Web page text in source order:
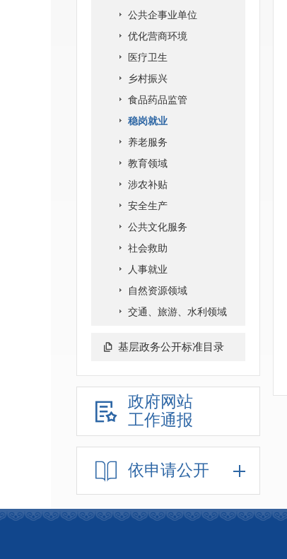
公共企事业单位
优化营商环境
医疗卫生
乡村振兴
食品药品监管
稳岗就业
养老服务
教育领域
涉农补贴
安全生产
公共文化服务
社会救助
人事就业
自然资源领域
交通、旅游、水利领域
基层政务公开标准目录
政府网站
工作通报
依申请公开